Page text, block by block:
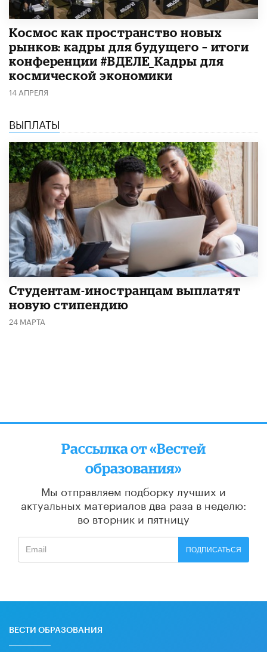
Космос как пространство новых
рынков: кадры для будущего – итоги
конференции #ВДЕЛЕ_Кадры для
космической экономики
14 АПРЕЛЯ
ВЫПЛАТЫ
Студентам-иностранцам выплатят
новую стипендию
24 МАРТА
Рассылка от «Вестей
образования»
Мы отправляем подборку лучших и
актуальных материалов два раза в неделю:
во вторник и пятницу
ПОДПИСАТЬСЯ
ВЕСТИ ОБРАЗОВАНИЯ